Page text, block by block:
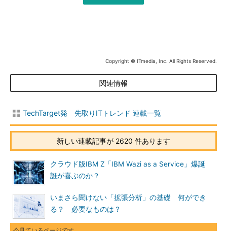
Copyright © ITmedia, Inc. All Rights Reserved.
関連情報
TechTarget発 先取りITトレンド 連載一覧
新しい連載記事が 2620 件あります
クラウド版IBM Z「IBM Wazi as a Service」爆誕
誰が喜ぶのか？
いまさら聞けない「拡張分析」の基礎 何ができ
る？ 必要なものは？